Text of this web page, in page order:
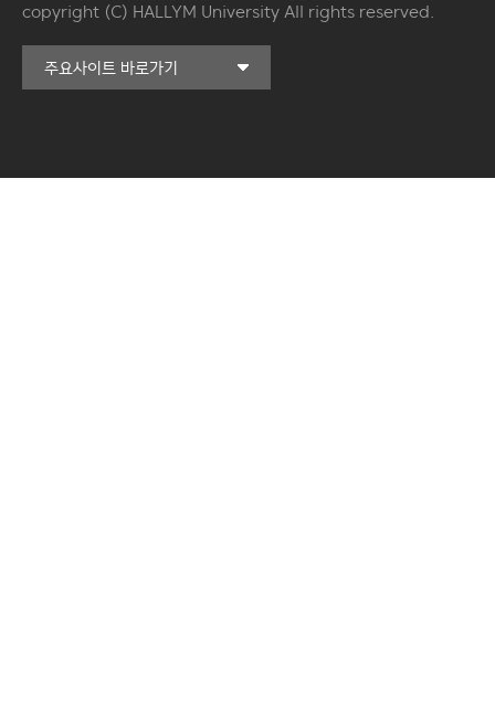
copyright (C) HALLYM University All rights reserved.
주요사이트 바로가기
커뮤니티교육원
국제학생증신청